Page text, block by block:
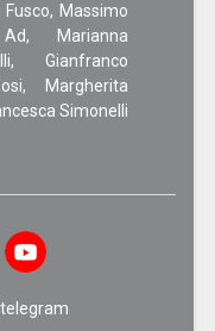
Massimo
Marianna
Gianfranco
Margherita
Simonelli